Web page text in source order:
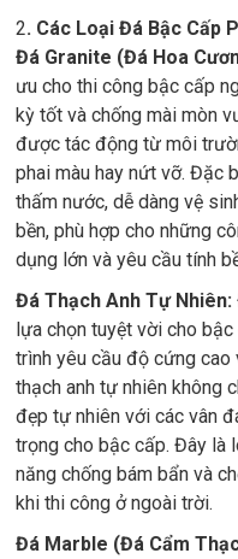
2. Các Loại Đá Bậc Cấp
Đá Granite (Đá Hoa
ưu cho thi công bậc cấp
kỳ tốt và chống mài mòn
được tác động từ môi
phai màu hay nứt vỡ. Đặc
thấm nước, dễ dàng vệ
bền, phù hợp cho những
dụng lớn và yêu cầu tính
Đá Thạch Anh Tự Nhiên:
lựa chọn tuyệt vời cho
trình yêu cầu độ cứng
thạch anh tự nhiên không
đẹp tự nhiên với các vân
trọng cho bậc cấp. Đây là
năng chống bám bẩn và
khi thi công ở ngoài trời.
Đá Marble (Đá Cẩm